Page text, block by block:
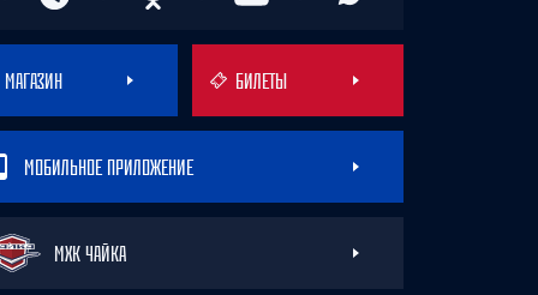
МАГАЗИН БИЛЕТЫ
МОБИЛЬНОЕ ПРИЛОЖЕНИЕ
МХК ЧАЙКА